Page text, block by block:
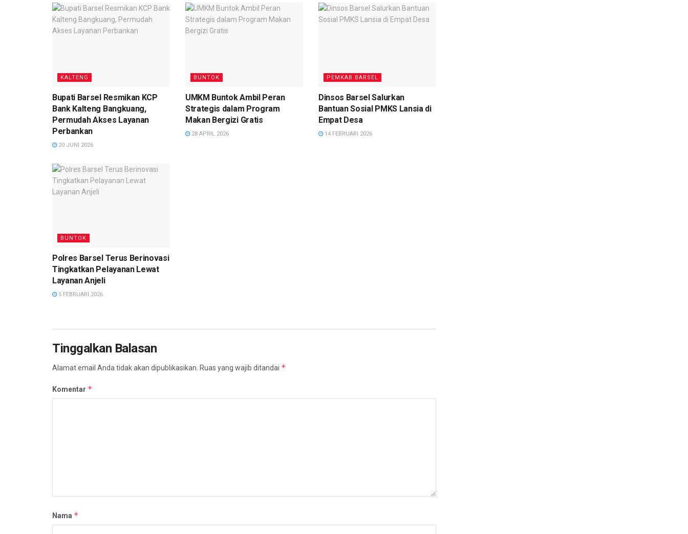
KALTENG
Bupati Barsel Resmikan KCP
Bank Kalteng Bangkuang,
Permudah Akses Layanan
Perbankan
20 JUNI 2026
BUNTOK
UMKM Buntok Ambil Peran
Strategis dalam Program
Makan Bergizi Gratis
28 APRIL 2026
PEMKAB BARSEL
Dinsos Barsel Salurkan
Bantuan Sosial PMKS Lansia di
Empat Desa
14 FEBRUARI 2026
BUNTOK
Polres Barsel Terus Berinovasi
Tingkatkan Pelayanan Lewat
Layanan Anjeli
5 FEBRUARI 2026
Tinggalkan Balasan
Alamat email Anda tidak akan dipublikasikan. Ruas yang wajib ditandai *
Komentar *
Nama *